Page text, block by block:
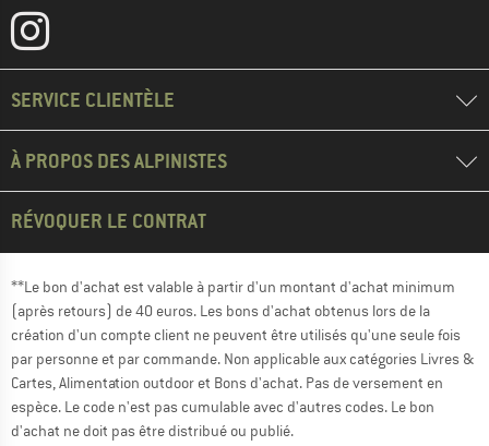
SERVICE CLIENTÈLE
À PROPOS DES ALPINISTES
RÉVOQUER LE CONTRAT
**Le bon d'achat est valable à partir d'un montant d'achat minimum
(après retours) de 40 euros. Les bons d'achat obtenus lors de la
création d'un compte client ne peuvent être utilisés qu'une seule fois
par personne et par commande. Non applicable aux catégories Livres &
Cartes, Alimentation outdoor et Bons d'achat. Pas de versement en
espèce. Le code n'est pas cumulable avec d'autres codes. Le bon
d'achat ne doit pas être distribué ou publié.